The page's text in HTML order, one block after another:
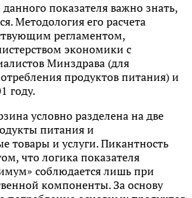
показателя важно знать,
Методология его расчета
регламентом,
экономики с
Минздрава (для
продуктов питания) и
году.
условно разделена на две
питания и
товары и услуги. Пикантность
что логика показателя
соблюдается лишь при
компоненты. За основу